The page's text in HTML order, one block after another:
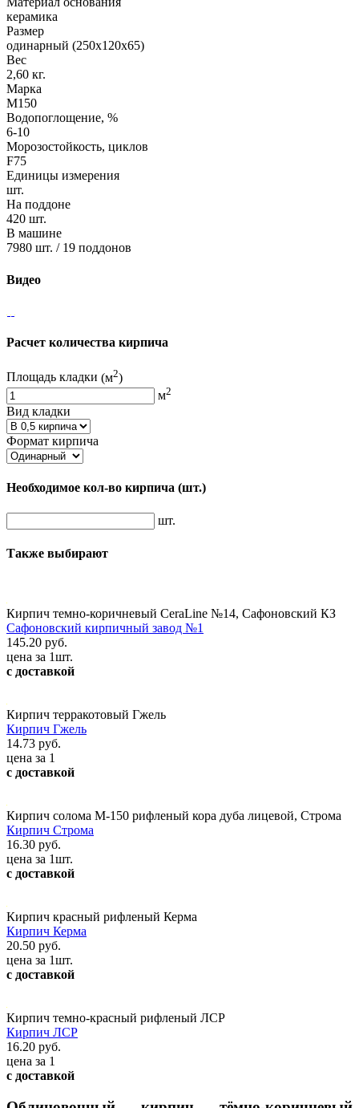
керамика
Размер
одинарный (250х120х65)
Вес
2,60 кг.
Марка
М150
Водопоглощение, %
6-10
Морозостойкость, циклов
F75
Единицы измерения
шт.
На поддоне
420 шт.
В машине
7980 шт. / 19 поддонов
Видео
Расчет количества кирпича
Площадь кладки (м2)
м2
Вид кладки
Формат кирпича
Необходимое кол-во кирпича (шт.)
шт.
Также выбирают
Кирпич темно-коричневый CeraLine №14, Сафоновский КЗ
Сафоновский кирпичный завод №1
145.20 руб.
цена за 1шт.
с доставкой
Кирпич терракотовый Гжель
Кирпич Гжель
14.73 руб.
цена за 1
с доставкой
Кирпич солома М-150 рифленый кора дуба лицевой, Строма
Кирпич Строма
16.30 руб.
цена за 1шт.
с доставкой
Кирпич красный рифленый Керма
Кирпич Керма
20.50 руб.
цена за 1шт.
с доставкой
Кирпич темно-красный рифленый ЛСР
Кирпич ЛСР
16.20 руб.
цена за 1
с доставкой